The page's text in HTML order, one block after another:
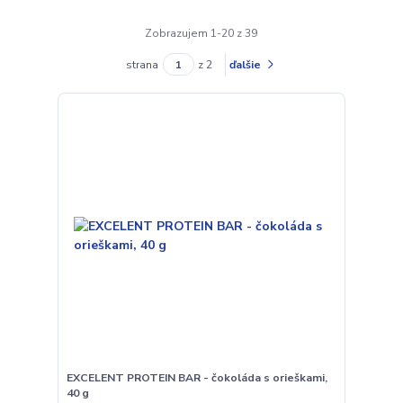
Zobrazujem 1-20 z 39
strana z 2 ďalšie
EXCELENT PROTEIN BAR - čokoláda s orieškami,
40 g